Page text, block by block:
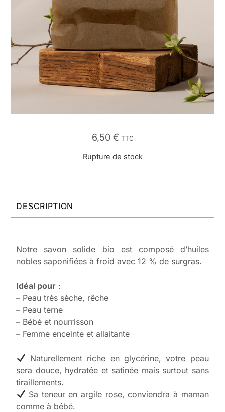
6,50 € TTC
Rupture de stock
DESCRIPTION
Notre savon solide bio est composé d’huiles
nobles saponifiées à froid avec 12 % de surgras.
Idéal pour :
– Peau très sèche, rêche
– Peau terne
– Bébé et nourrisson
– Femme enceinte et allaitante
Naturellement riche en glycérine, votre peau
sera douce, hydratée et satinée mais surtout sans
tiraillements.
Sa teneur en argile rose, conviendra à maman
comme à bébé.